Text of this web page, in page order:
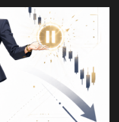
위한 단축키는 아래와 같
캡쳐는 했지만, 이미지
인을 하고 싶을 수 있다.
한 그림판 또는 파워포인
사용했을 것이다. 윈도우
하지 않았다면, 윈도우
본 설정이며, ` 사진 > 스
된 모든 이미지를 볼 수
난해하고 비슷한 기능을
긴다. 일단 엑셀과 스프레
해 보자. 엑셀의 경우 행
프레드시트는 행 크기 조
. 기능은 비슷하지만, 용
잘 다루는 사람도 스프레
경우가 생긴다. 행 크기를
프레드시트에서 행 크기